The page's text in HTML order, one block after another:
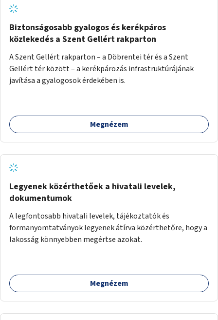
Biztonságosabb gyalogos és kerékpáros
közlekedés a Szent Gellért rakparton
A Szent Gellért rakparton – a Döbrentei tér és a Szent
Gellért tér között – a kerékpározás infrastruktúrájának
javítása a gyalogosok érdekében is.
Megnézem
Legyenek közérthetőek a hivatali levelek,
dokumentumok
A legfontosabb hivatali levelek, tájékoztatók és
formanyomtatványok legyenek átírva közérthetőre, hogy a
lakosság könnyebben megértse azokat.
Megnézem